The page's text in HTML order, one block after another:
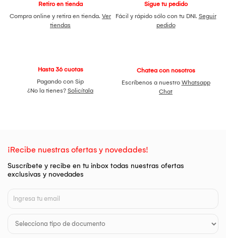
Retiro en tienda
Compra online y retira en tienda. Ver
tiendas
Sigue tu pedido
Fácil y rápido sólo con tu DNI. Seguir
pedido
Hasta 36 cuotas
Pagando con Sip
¿No la tienes? Solicítala
Chatea con nosotros
Escríbenos a nuestro Whatsapp
Chat
¡Recibe nuestras ofertas y novedades!
Suscríbete y recibe en tu inbox todas nuestras ofertas
exclusivas y novedades